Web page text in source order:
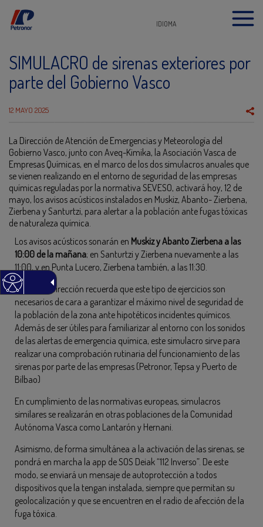
IDIOMA
SIMULACRO de sirenas exteriores por
parte del Gobierno Vasco
12 MAYO 2025
La Dirección de Atención de Emergencias y Meteorología del
Gobierno Vasco, junto con Aveq-Kimika, la Asociación Vasca de
Empresas Químicas, en el marco de los dos simulacros anuales que
se vienen realizando en el entorno de seguridad de las empresas
químicas reguladas por la normativa SEVESO, activará hoy, 12 de
mayo, los avisos acústicos instalados en Muskiz, Abanto- Zierbena,
Zierbena y Santurtzi, para alertar a la población ante fugas tóxicas
de naturaleza química.
Los avisos acústicos sonarán en Muskiz y Abanto Zierbena a las
10:00 de la mañana; en Santurtzi y Zierbena nuevamente a las
11:00, y en Punta Lucero, Zierbena también, a las 11:30.
La propia Dirección recuerda que este tipo de ejercicios son
necesarios de cara a garantizar el máximo nivel de seguridad de
la población de la zona ante hipotéticos incidentes químicos.
Además de ser útiles para familiarizar al entorno con los sonidos
de las alertas de emergencia química, este simulacro sirve para
realizar una comprobación rutinaria del funcionamiento de las
sirenas por parte de las empresas (Petronor, Tepsa y Puerto de
Bilbao)
En cumplimiento de las normativas europeas, simulacros
similares se realizarán en otras poblaciones de la Comunidad
Autónoma Vasca como Lantarón y Hernani.
Asimismo, de forma simultánea a la activación de las sirenas, se
pondrá en marcha la app de SOS Deiak “112 Inverso”. De este
modo, se enviará un mensaje de autoprotección a todos
dispositivos que la tengan instalada, siempre que permitan su
geolocalización y que se encuentren en el radio de afección de la
fuga tóxica.